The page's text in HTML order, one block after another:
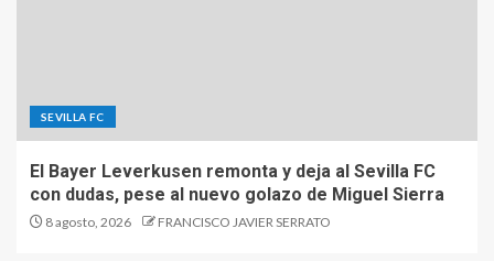
SEVILLA FC
El Bayer Leverkusen remonta y deja al Sevilla FC
con dudas, pese al nuevo golazo de Miguel Sierra
8 agosto, 2026 FRANCISCO JAVIER SERRATO